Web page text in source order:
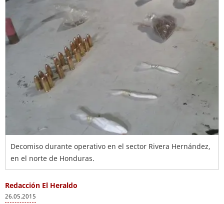
Decomiso durante operativo en el sector Rivera Hernández,
en el norte de Honduras.
Redacción El Heraldo
26.05.2015